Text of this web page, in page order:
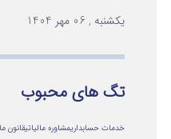
یکشنبه , 06 مهر 1404
تگ های محبوب
خدمات حسابداریمشاوره مالیاتیقانون